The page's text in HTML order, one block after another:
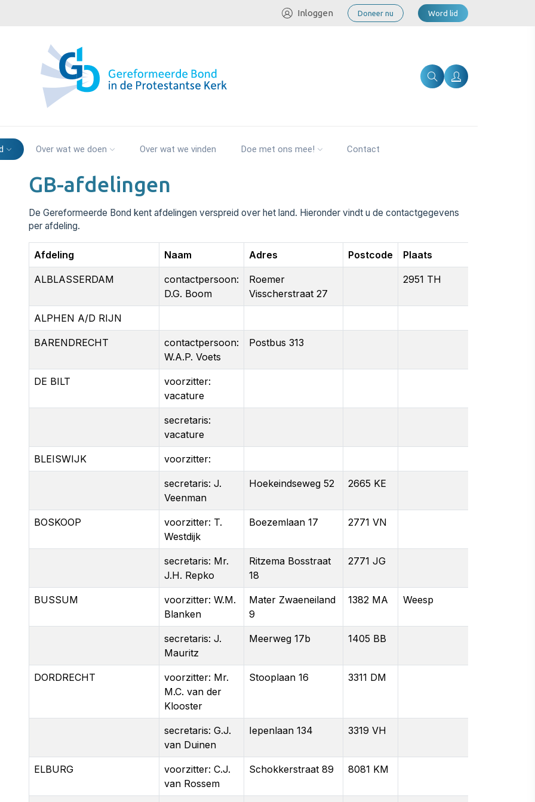
Inloggen Doneer nu Word lid
Over wat we doen Over wat we vinden Doe met ons mee! Contact
GB-afdelingen
De Gereformeerde Bond kent afdelingen verspreid over het land. Hieronder vindt u de contactgegevens
per afdeling.
Afdeling Naam Adres Postcode Plaats
ALBLASSERDAM
contactpersoon:
D.G. Boom
Roemer
Visscherstraat 27
2951 TH
ALPHEN A/D RIJN
BARENDRECHT
contactpersoon:
W.A.P. Voets
Postbus 313
DE BILT
voorzitter:
vacature
secretaris:
vacature
BLEISWIJK voorzitter:
secretaris: J.
Veenman
Hoekeindseweg 52 2665 KE
BOSKOOP
voorzitter: T.
Westdijk
Boezemlaan 17 2771 VN
secretaris: Mr.
J.H. Repko
Ritzema Bosstraat
18
2771 JG
BUSSUM
voorzitter: W.M.
Blanken
Mater Zwaeneiland
9
1382 MA Weesp
secretaris: J.
Mauritz
Meerweg 17b 1405 BB
DORDRECHT
voorzitter: Mr.
M.C. van der
Klooster
Stooplaan 16 3311 DM
secretaris: G.J.
van Duinen
Iepenlaan 134 3319 VH
ELBURG
voorzitter: C.J.
van Rossem
Schokkerstraat 89 8081 KM